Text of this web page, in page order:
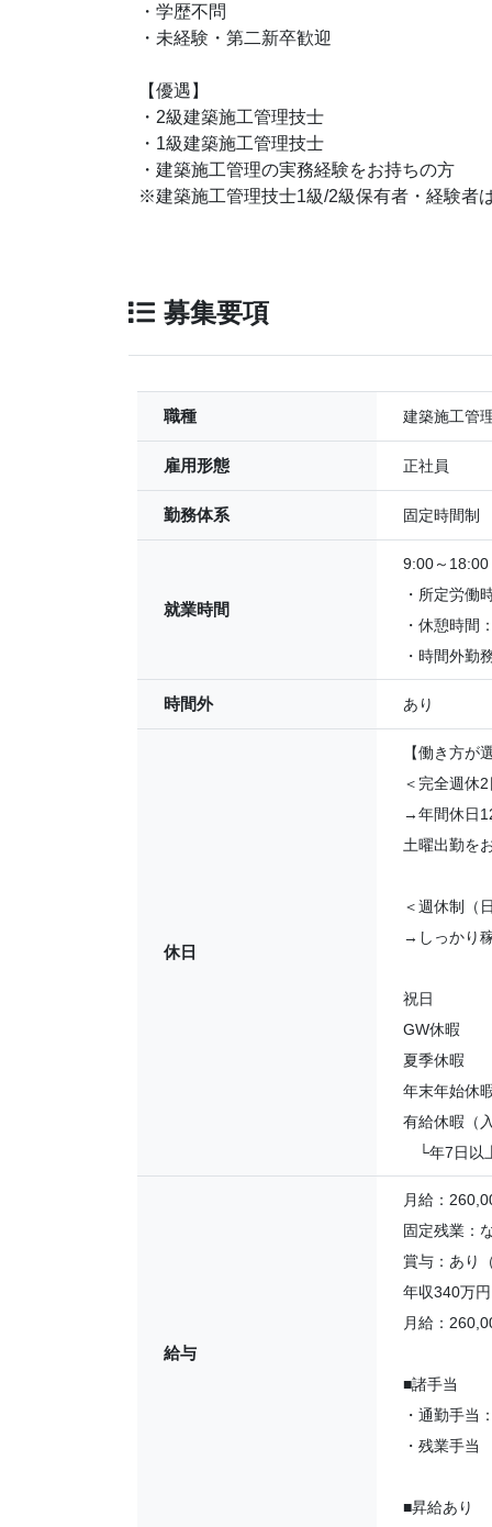
・学歴不問
・未経験・第二新卒歓迎
【優遇】
・2級建築施工管理技士
・1級建築施工管理技士
・建築施工管理の実務経験をお持ちの方
※建築施工管理技士1級/2級保有者・経験者
募集要項
職種 建築施工管
雇用形態 正社員
勤務体系 固定時間制
就業時間
9:00～18:00
・所定労働
・休憩時間
・時間外勤
時間外 あり
休日
【働き方が
＜完全週休
→年間休日
土曜出勤を
＜週休制（
→しっかり
祝日
GW休暇
夏季休暇
年末年始休
有給休暇（
└年7日以
給与
月給：
固定残業：
賞与：あり
年収340万
月給：
■諸手当
・通勤手当
・残業手当
■昇給あり